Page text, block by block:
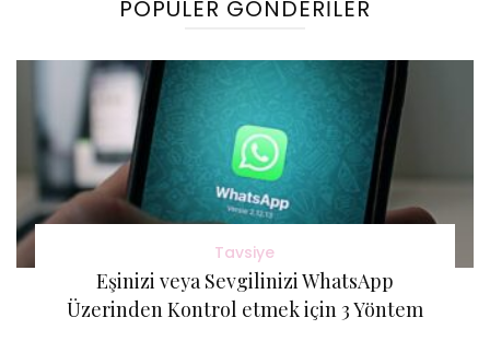
POPÜLER GÖNDERILER
Tavsiye
Eşinizi veya Sevgilinizi WhatsApp
Üzerinden Kontrol etmek için 3 Yöntem